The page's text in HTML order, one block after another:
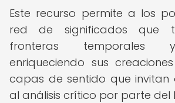
Este recurso permite a los
red de significados que
fronteras temporales
enriqueciendo sus
capas de sentido que invitan
al análisis crítico por parte del